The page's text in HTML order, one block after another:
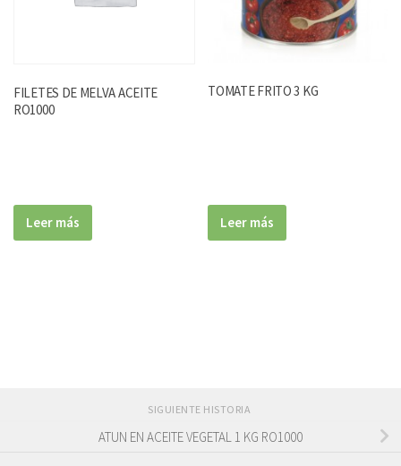
FILETES DE MELVA ACEITE
RO1000
Leer más
TOMATE FRITO 3 KG
Leer más
SIGUIENTE HISTORIA
ATUN EN ACEITE VEGETAL 1 KG RO1000